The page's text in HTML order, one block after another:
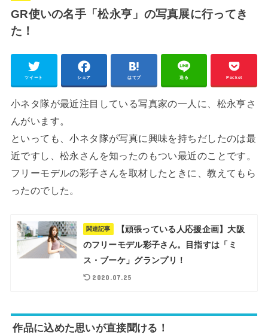
GR使いの名手「松永亨」の写真展に行ってき
た！
ツイート シェア はてブ 送る Pocket
小ネタ隊が最近注目している写真家の一人に、松永亨さ
んがいます。
といっても、小ネタ隊が写真に興味を持ちだしたのは最
近ですし、松永さんを知ったのもつい最近のことです。
フリーモデルの彩子さんを取材したときに、教えてもら
ったのでした。
関連記事
【頑張っている人応援企画】大阪
のフリーモデル彩子さん。目指すは「ミ
ス・ブーケ」グランプリ！
2020.07.25
作品に込めた思いが直接聞ける！